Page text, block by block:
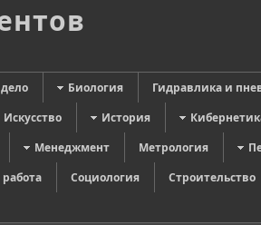
Биология Гидравлика и
Искусство История
Менеджмент Метрология
Социология Строительство